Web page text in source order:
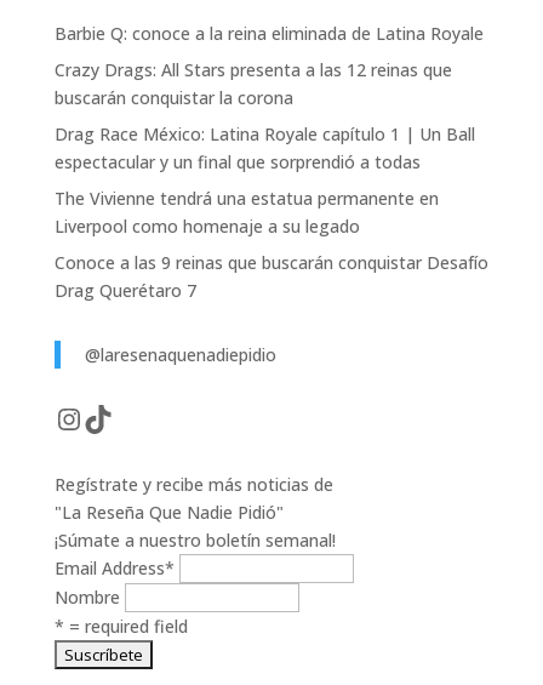
Barbie Q: conoce a la reina eliminada de Latina Royale
Crazy Drags: All Stars presenta a las 12 reinas que
buscarán conquistar la corona
Drag Race México: Latina Royale capítulo 1 | Un Ball
espectacular y un final que sorprendió a todas
The Vivienne tendrá una estatua permanente en
Liverpool como homenaje a su legado
Conoce a las 9 reinas que buscarán conquistar Desafío
Drag Querétaro 7
@laresenaquenadiepidio
Instagram
TikTok
Regístrate y recibe más noticias de
"La Reseña Que Nadie Pidió"
¡Súmate a nuestro boletín semanal!
Email Address*
Nombre
* = required field